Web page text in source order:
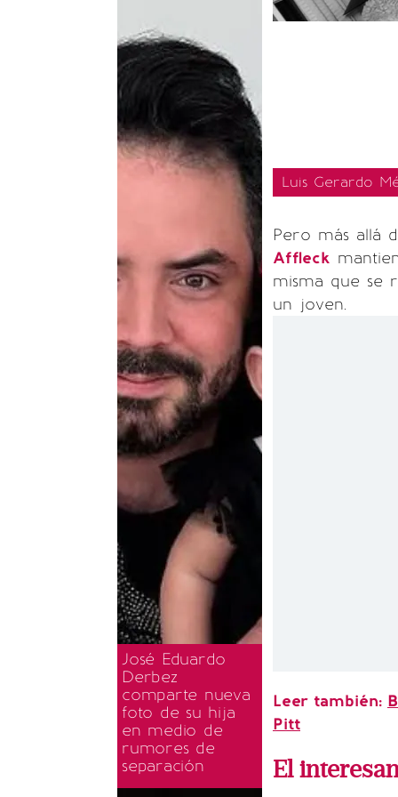
José Eduardo
Derbez
comparte nueva
foto de su hija
en medio de
rumores de
separación
Luis Gerardo
Pero más allá
Affleck
misma que se
un joven.
Leer también:
Pitt
El